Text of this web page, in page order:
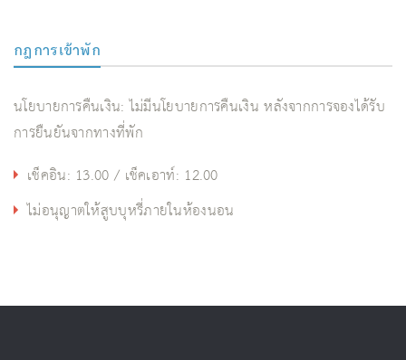
กฎการเข้าพัก
นโยบายการคืนเงิน: ไม่มีนโยบายการคืนเงิน หลังจากการจองได้รับ
การยืนยันจากทางที่พัก
เช็คอิน: 13.00 / เช็คเอาท์: 12.00
ไม่อนุญาตให้สูบบุหรี่ภายในห้องนอน